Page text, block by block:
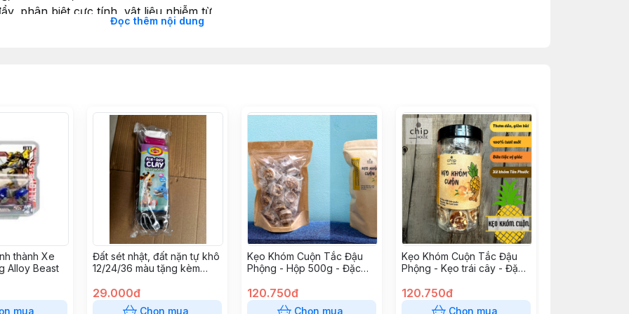
phân biệt cực tính, vật liệu nhiễm từ
sáng tạo khi lắp ráp, ghép hình
khoa học sớm
cùng chơi – cùng học
học tập hoặc đầu tư cho giáo dục tại nhà
sắt, 2 Sticker/ Bộ
lam
Đọc thêm nội dung
thành Xe
Alloy Beast
mua
Đất sét nhật, đất nặn tự khô
12/24/36 màu tặng kèm
29.000đ
Chọn mua
Kẹo Khóm Cuộn Tắc Đậu
Phộng - Hộp 500g - Đặc
120.750đ
Chọn mua
Kẹo Khóm Cuộn Tắc Đậu
Phộng - Kẹo trái cây - Đặc
120.750đ
Chọn mua